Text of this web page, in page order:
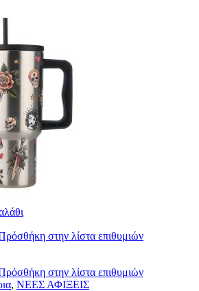
στην λίστα επιθυμιών
στην λίστα επιθυμιών
, ΝΕΕΣ ΑΦΙΞΕΙΣ